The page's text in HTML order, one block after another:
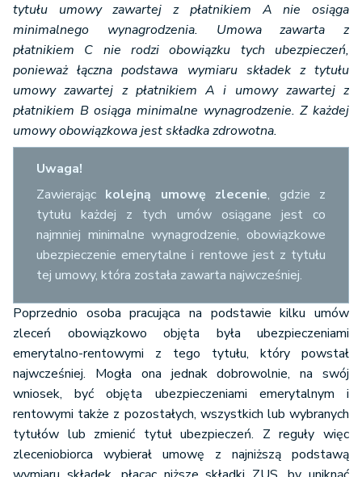
tytułu umowy zawartej z płatnikiem A nie osiąga
minimalnego wynagrodzenia. Umowa zawarta z
płatnikiem C nie rodzi obowiązku tych ubezpieczeń,
ponieważ łączna podstawa wymiaru składek z tytułu
umowy zawartej z płatnikiem A i umowy zawartej z
płatnikiem B osiąga minimalne wynagrodzenie. Z każdej
umowy obowiązkowa jest składka zdrowotna.
Uwaga!
Zawierając kolejną umowę zlecenie, gdzie z
tytułu każdej z tych umów osiągane jest co
najmniej minimalne wynagrodzenie, obowiązkowe
ubezpieczenie emerytalne i rentowe jest z tytułu
tej umowy, która została zawarta najwcześniej.
Poprzednio osoba pracująca na podstawie kilku umów
zleceń obowiązkowo objęta była ubezpieczeniami
emerytalno-rentowymi z tego tytułu, który powstał
najwcześniej. Mogła ona jednak dobrowolnie, na swój
wniosek, być objęta ubezpieczeniami emerytalnym i
rentowymi także z pozostałych, wszystkich lub wybranych
tytułów lub zmienić tytuł ubezpieczeń. Z reguły więc
zleceniobiorca wybierał umowę z najniższą podstawą